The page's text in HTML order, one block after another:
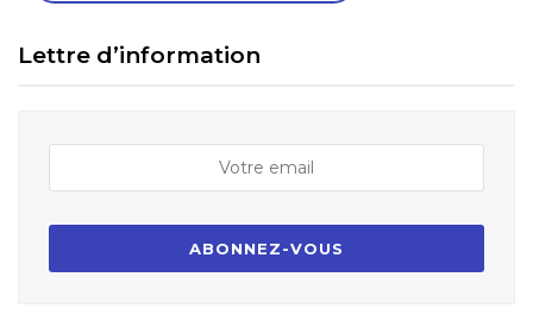
Lettre d’information